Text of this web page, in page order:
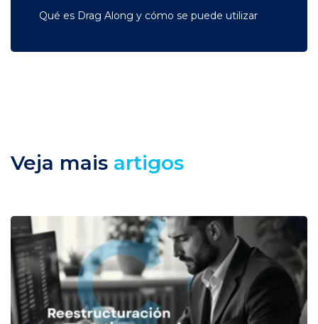
Qué es Drag Along y cómo se puede utilizar
Veja mais artigos